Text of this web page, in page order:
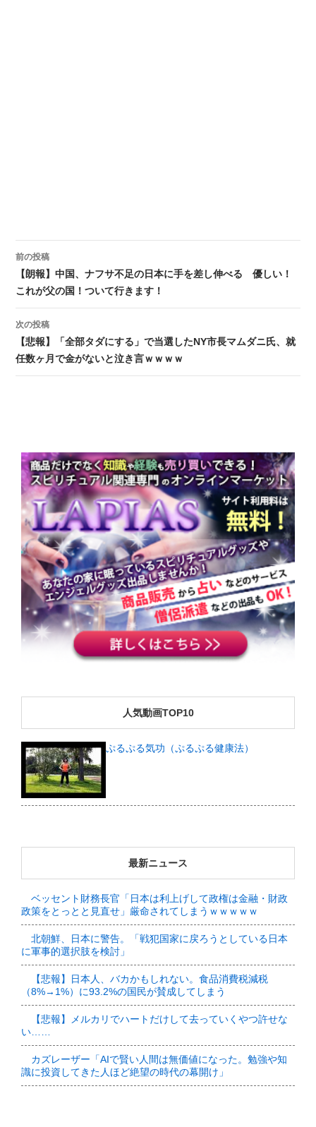
投稿ナビゲーション
前の投稿
【朗報】中国、ナフサ不足の日本に手を差し伸べる 優しい！
これが父の国！ついて行きます！
次の投稿
【悲報】「全部タダにする」で当選したNY市長マムダニ氏、就
任数ヶ月で金がないと泣き言ｗｗｗｗ
人気動画TOP10
ぷるぷる気功（ぷるぷる健康法）
最新ニュース
ベッセント財務長官「日本は利上げして政権は金融・財政
政策をとっとと見直せ」厳命されてしまうｗｗｗｗｗ
北朝鮮、日本に警告。「戦犯国家に戻ろうとしている日本
に軍事的選択肢を検討」
【悲報】日本人、バカかもしれない。食品消費税減税
（8%→1%）に93.2%の国民が賛成してしまう
【悲報】メルカリでハートだけして去っていくやつ許せな
い……
カズレーザー「AIで賢い人間は無価値になった。勉強や知
識に投資してきた人ほど絶望の時代の幕開け」